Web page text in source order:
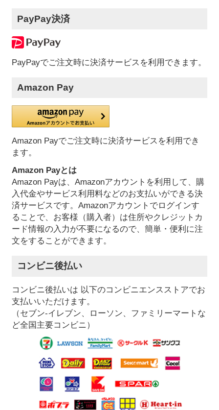
PayPay決済
PayPayでご注文時に決済サービスを利用できます。
Amazon Pay
Amazon Payでご注文時に決済サービスを利用でき
ます。
Amazon Payとは
Amazon Payは、Amazonアカウントを利用して、購
入代金やサービス利用料などのお支払いができる決
済サービスです。Amazonアカウントでログインす
ることで、お客様（購入者）は住所やクレジットカ
ード情報の入力が不要になるので、簡単・便利に注
文をすることができます。
コンビニ後払い
コンビニ後払いは 以下のコンビニエンスストアでお
支払いいただけます。
（セブン-イレブン、ローソン、ファミリーマートな
ど全国主要コンビニ）